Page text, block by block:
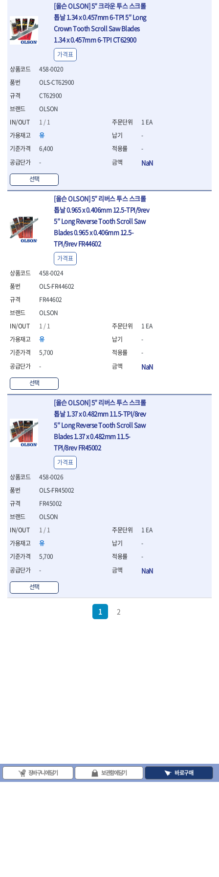
[올슨 OLSON] 5″ 크라운 투스 스크롤
톱날 1.34 x 0.457mm 6-TPI 5″ Long
Crown Tooth Scroll Saw Blades
1.34 x 0.457mm 6-TPI CT62900
458-0020
OLSON
1 / 1
유
6,400
-
선택
OLS-CT62900
CT62900
가격표
1 EA
-
-
NaN
[올슨 OLSON] 5″ 리버스 투스 스크롤
톱날 0.965 x 0.406mm 12.5-TPI/9rev
5″ Long Reverse Tooth Scroll Saw
Blades 0.965 x 0.406mm 12.5-
TPI/9rev FR44602
458-0024
OLSON
1 / 1
유
5,700
-
선택
OLS-FR44602
FR44602
가격표
1 EA
-
-
NaN
[올슨 OLSON] 5″ 리버스 투스 스크롤
톱날 1.37 x 0.482mm 11.5-TPI/8rev
5″ Long Reverse Tooth Scroll Saw
Blades 1.37 x 0.482mm 11.5-
TPI/8rev FR45002
458-0026
OLSON
1 / 1
유
5,700
-
선택
OLS-FR45002
FR45002
가격표
1 EA
-
-
NaN
1 2
장바구니에 담기 보관함에 담기 바로구매